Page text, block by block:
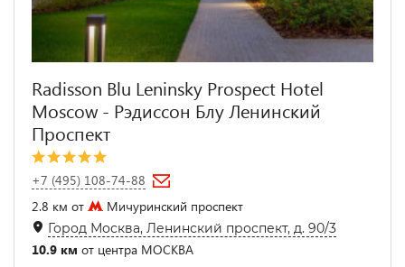
Radisson Blu Leninsky Prospect Hotel
Moscow - Рэдиссон Блу Ленинский
Проспект
+7 (495) 108-74-88
2.8 км от
Мичуринский проспект
Город Москва, Ленинский проспект, д. 90/3
10.9 км от центра МОСКВА